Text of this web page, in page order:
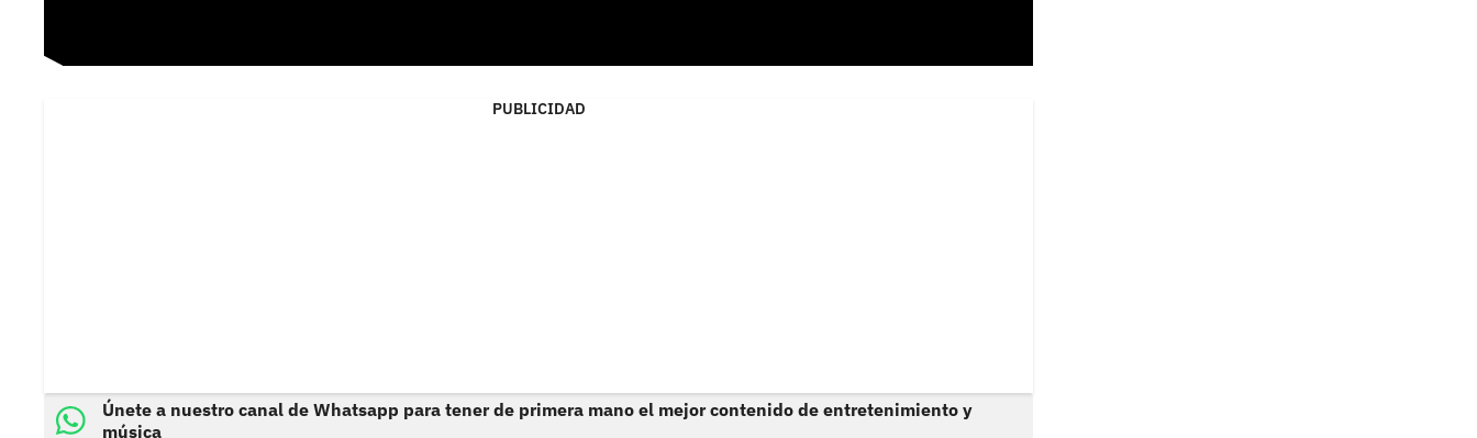
PUBLICIDAD
Únete a nuestro canal de Whatsapp para tener de primera mano el mejor contenido de entretenimiento y
música